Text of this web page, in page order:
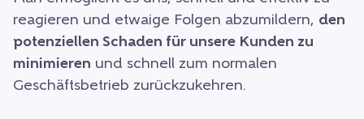
reagieren und etwaige Folgen abzumildern, den
potenziellen Schaden für unsere Kunden zu
minimieren und schnell zum normalen
Geschäftsbetrieb zurückzukehren.